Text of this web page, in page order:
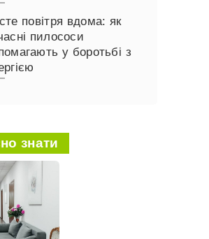
повітря вдома: як
пилососи
у боротьбі з
знати